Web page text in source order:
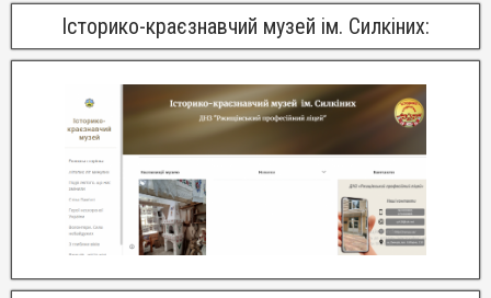
Історико-краєзнавчий музей ім. Силкіних: